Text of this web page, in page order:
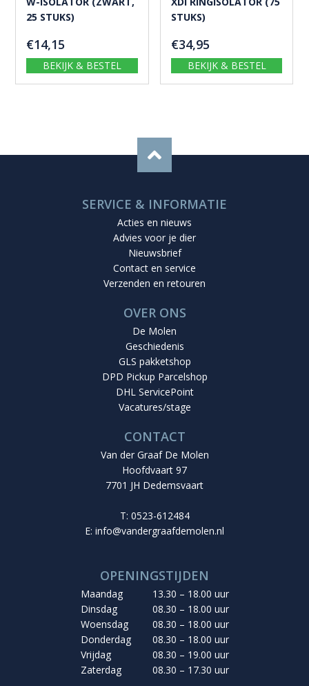
25 STUKS)
€14,15
BEKIJK & BESTEL
STUKS)
€34,95
BEKIJK & BESTEL
SERVICE & INFORMATIE
Acties en nieuws
Advies voor je dier
Nieuwsbrief
Contact en service
Verzenden en retouren
OVER ONS
De Molen
Geschiedenis
GLS pakketshop
DPD Pickup Parcelshop
DHL ServicePoint
Vacatures/stage
CONTACT
Van der Graaf De Molen
Hoofdvaart 97
7701 JH Dedemsvaart
T: 0523-612484
E: info@vandergraafdemolen.nl
OPENINGSTIJDEN
Maandag
13.30 – 18.00 uur
Dinsdag
08.30 – 18.00 uur
Woensdag
08.30 – 18.00 uur
Donderdag
08.30 – 18.00 uur
Vrijdag
08.30 – 19.00 uur
Zaterdag
08.30 – 17.30 uur